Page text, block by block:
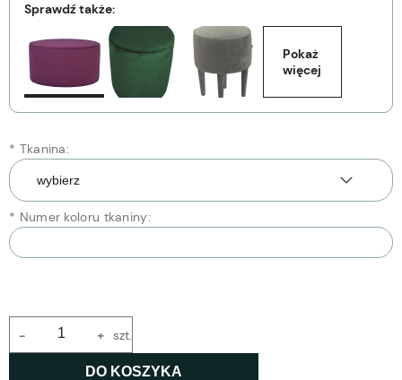
Sprawdź także:
Pokaż
więcej
* Tkanina:
* Numer koloru tkaniny:
+
- szt.
DO KOSZYKA